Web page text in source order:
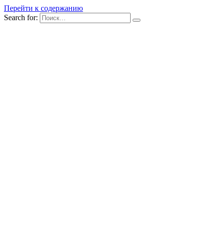
Перейти к содержанию
Search for: